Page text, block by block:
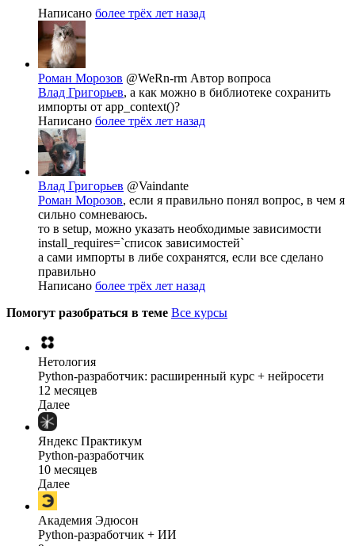
Написано более трёх лет назад
Роман Морозов @WeRn-rm Автор вопроса
Влад Григорьев, а как можно в библиотеке сохранить
импорты от app_context()?
Написано более трёх лет назад
Влад Григорьев @Vaindante
Роман Морозов, если я правильно понял вопрос, в чем я
сильно сомневаюсь.
то в setup, можно указать необходимые зависимости
install_requires=`список зависимостей`
а сами импорты в либе сохранятся, если все сделано
правильно
Написано более трёх лет назад
Помогут разобраться в теме Все курсы
Нетология
Python-разработчик: расширенный курс + нейросети
12 месяцев
Далее
Яндекс Практикум
Python-разработчик
10 месяцев
Далее
Академия Эдюсон
Python-разработчик + ИИ